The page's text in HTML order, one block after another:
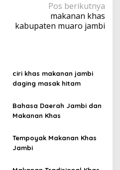
Pos berikutnya
makanan khas
kabupaten muaro jambi
ciri khas makanan jambi
daging masak hitam
Bahasa Daerah Jambi dan
Makanan Khas
Tempoyak Makanan Khas
Jambi